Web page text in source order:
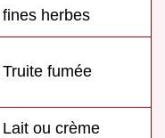
fines herbes
Truite fumée
Lait ou crème